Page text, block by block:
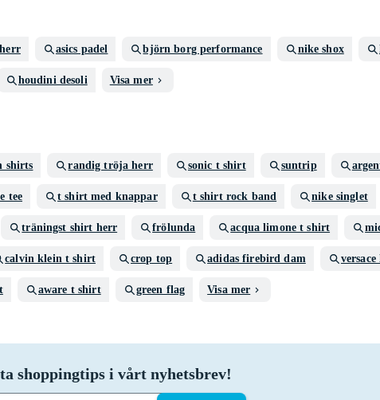
asics padel björn borg performance nike shox
houdini desoli Visa mer
shirts randig tröja herr sonic t shirt suntrip
tee t shirt med knappar t shirt rock band nike singlet
träningst shirt herr frölunda acqua limone t shirt
calvin klein t shirt crop top adidas firebird dam versace
aware t shirt green flag Visa mer
shoppingtips i vårt nyhetsbrev!